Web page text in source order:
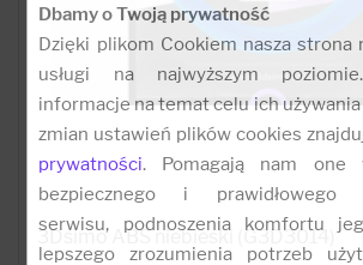
3Dsimo ABS niebieski (G3D3014)
Dbamy o Twoją prywatność
Dzięki plikom Cookiem nasza strona
usługi na najwyższym poziomie.
informacje na temat celu ich
zmian ustawień plików cookies
prywatności. Pomagają nam one
bezpiecznego i prawidłowego
serwisu, podnoszenia komfortu
lepszego zrozumienia potrzeb